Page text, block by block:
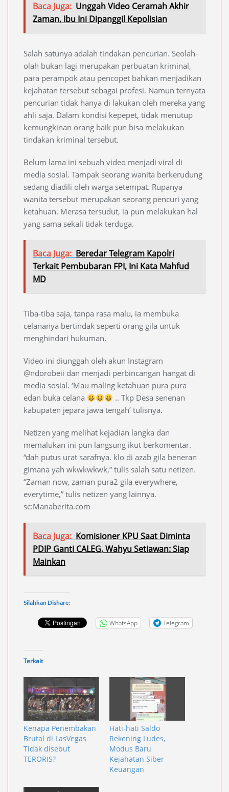
Baca Juga: Unggah Video Ceramah Akhir
Zaman, Ibu Ini Dipanggil Kepolisian
Salah satunya adalah tindakan pencurian. Seolah-
olah bukan lagi merupakan perbuatan kriminal,
para perampok atau pencopet bahkan menjadikan
kejahatan tersebut sebagai profesi. Namun ternyata
pencurian tidak hanya di lakukan oleh mereka yang
ahli saja. Dalam kondisi kepepet, tidak menutup
kemungkinan orang baik pun bisa melakukan
tindakan kriminal tersebut.
Belum lama ini sebuah video menjadi viral di
media sosial. Tampak seorang wanita berkerudung
sedang diadili oleh warga setempat. Rupanya
wanita tersebut merupakan seorang pencuri yang
ketahuan. Merasa tersudut, ia pun melakukan hal
yang sama sekali tidak terduga.
Baca Juga: Beredar Telegram Kapolri
Terkait Pembubaran FPI, Ini Kata Mahfud
MD
Tiba-tiba saja, tanpa rasa malu, ia membuka
celananya bertindak seperti orang gila untuk
menghindari hukuman.
Video ini diunggah oleh akun Instagram
@ndorobeii dan menjadi perbincangan hangat di
media sosial. ‘Mau maling ketahuan pura pura
edan buka celana
.. Tkp Desa senenan
kabupaten jepara jawa tengah’ tulisnya.
Netizen yang melihat kejadian langka dan
memalukan ini pun langsung ikut berkomentar.
“dah putus urat sarafnya. klo di azab gila beneran
gimana yah wkwkwkwk,” tulis salah satu netizen.
“Zaman now, zaman pura2 gila everywhere,
everytime,” tulis netizen yang lainnya.
sc:Manaberita.com
Baca Juga: Komisioner KPU Saat Diminta
PDIP Ganti CALEG, Wahyu Setiawan: Siap
Mainkan
Silahkan Dishare:
WhatsApp Telegram
Terkait
Kenapa Penembakan
Brutal di LasVegas
Tidak disebut
TERORIS?
Hati-hati Saldo
Rekening Ludes,
Modus Baru
Kejahatan Siber
Keuangan